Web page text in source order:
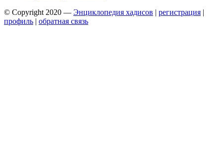
© Copyright 2020 — Энциклопедия хадисов | регистрация |
профиль | обратная связь